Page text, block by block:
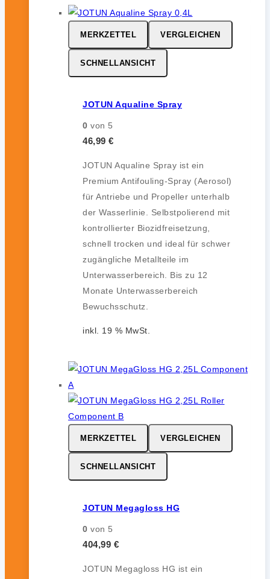
MERKZETTEL VERGLEICHEN
SCHNELLANSICHT
JOTUN Aqualine Spray
0 von 5
46,99 €
JOTUN Aqualine Spray ist ein
Premium Antifouling-Spray (Aerosol)
für Antriebe und Propeller unterhalb
der Wasserlinie. Selbstpolierend mit
kontrollierter Biozidfreisetzung,
schnell trocken und ideal für schwer
zugängliche Metallteile im
Unterwasserbereich. Bis zu 12
Monate Unterwasserbereich
Bewuchsschutz.
inkl. 19 % MwSt.
MERKZETTEL VERGLEICHEN
SCHNELLANSICHT
JOTUN Megagloss HG
0 von 5
404,99 €
JOTUN Megagloss HG ist ein